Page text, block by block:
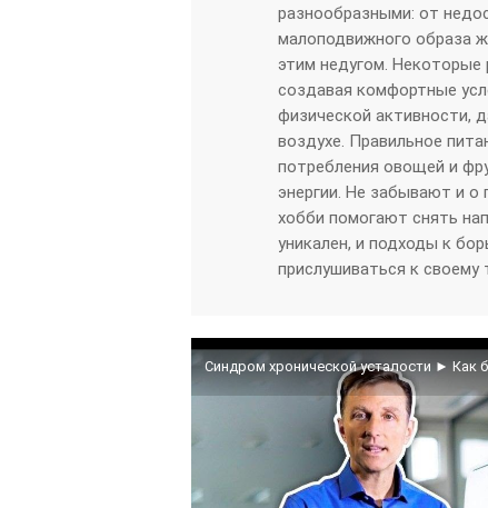
разнообразными: от
малоподвижного образа
этим недугом. Некоторые
создавая комфортные
физической активности,
воздухе. Правильное
потребления овощей и
энергии. Не забывают и о
хобби помогают снять
уникален, и подходы к
прислушиваться к своему
Синдром хронической усталости ► Как